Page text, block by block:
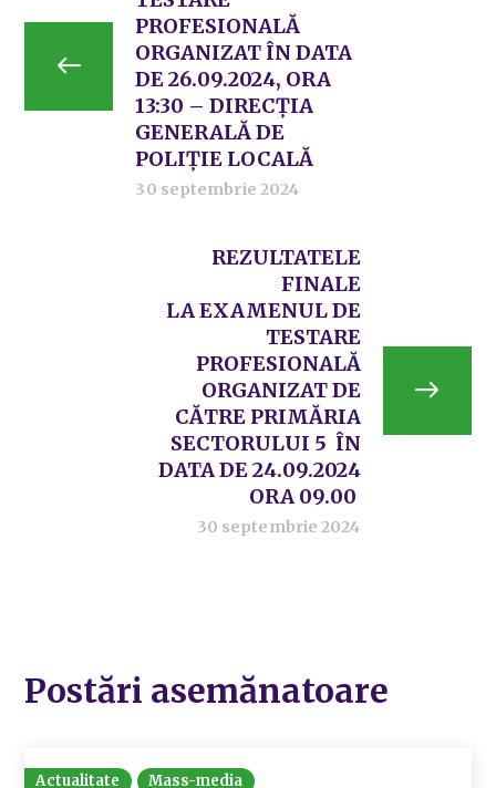
PROFESIONALĂ
ORGANIZAT ÎN DATA
DE 26.09.2024, ORA
13:30 – DIRECȚIA
GENERALĂ DE
POLIȚIE LOCALĂ
30 septembrie 2024
REZULTATELE
FINALE
LA EXAMENUL DE
TESTARE
PROFESIONALĂ
ORGANIZAT DE
CĂTRE PRIMĂRIA
SECTORULUI 5 ÎN
DATA DE 24.09.2024
ORA 09.00
30 septembrie 2024
Postări asemănatoare
Actualitate Mass-media